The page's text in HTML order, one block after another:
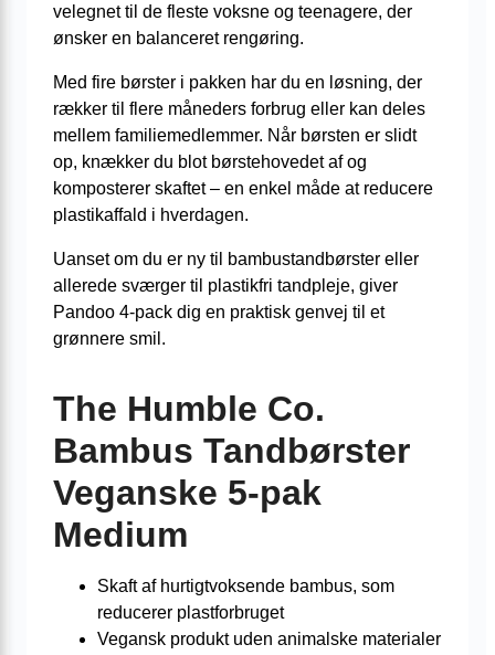
velegnet til de fleste voksne og teenagere, der
ønsker en balanceret rengøring.
Med fire børster i pakken har du en løsning, der
rækker til flere måneders forbrug eller kan deles
mellem familiemedlemmer. Når børsten er slidt
op, knækker du blot børstehovedet af og
komposterer skaftet – en enkel måde at reducere
plastikaffald i hverdagen.
Uanset om du er ny til bambustandbørster eller
allerede sværger til plastikfri tandpleje, giver
Pandoo 4-pack dig en praktisk genvej til et
grønnere smil.
The Humble Co.
Bambus Tandbørster
Veganske 5-pak
Medium
Skaft af hurtigtvoksende bambus, som
reducerer plastforbruget
Vegansk produkt uden animalske materialer